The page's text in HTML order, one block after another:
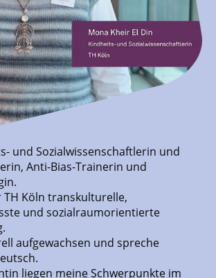
und Sozialwissenschaftlerin und
Anti-Bias-Trainerin und
TH Köln transkulturelle,
und sozialraumorientierte
aufgewachsen und spreche
liegen meine Schwerpunkte im